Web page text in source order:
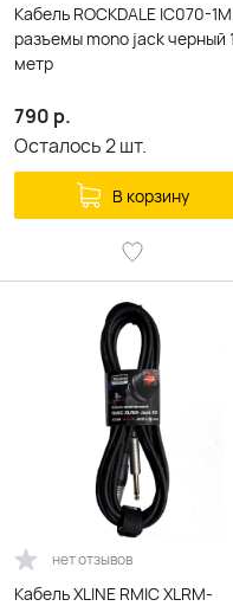
Кабель ROCKDALE IC070-1М
разъемы mono jack черный 1
метр
790 р.
Осталось2шт.
В корзину
нет отзывов
Кабель XLINE RMIC XLRM-